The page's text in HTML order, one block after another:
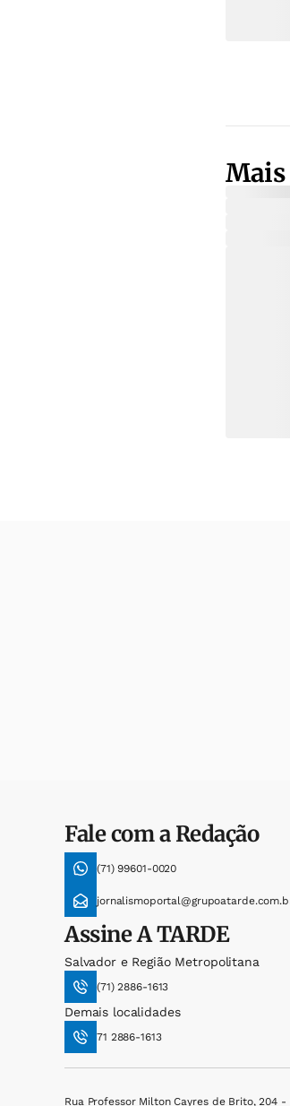
Fale com a Redação
(71) 99601-0020
AssineA TARDE
Salvador e Região Metropolitana
(71) 2886-1613
Demais localidades
71 2886-1613
Rua Professor Milton Cayres de Brito, 204